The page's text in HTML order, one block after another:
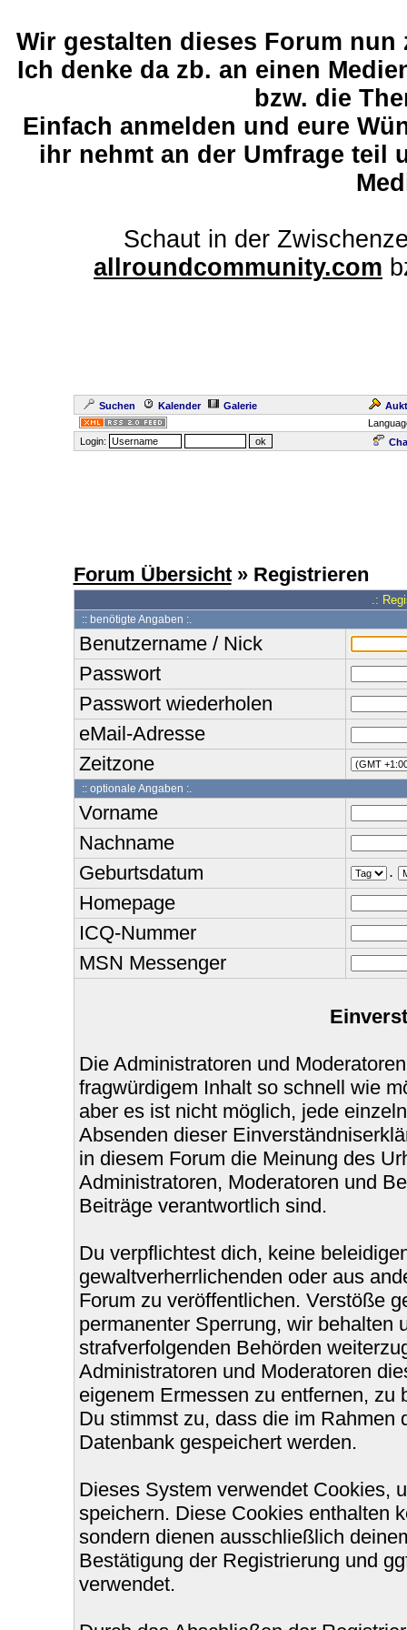
Wir gestalten dieses Forum
Ich denke da zb. an einen
bzw. die
Einfach anmelden und eure
ihr nehmt an der Umfrage teil
Schaut in der
allroundcommunity.com
Suchen Kalender Galerie
Login:
Forum Übersicht» Registrieren
.:
:: benötigte Angaben :.
Benutzername / Nick
Passwort
Passwort wiederholen
eMail-Adresse
Zeitzone
:: optionale Angaben :.
Vorname
Nachname
Geburtsdatum
.
Homepage
ICQ-Nummer
MSN Messenger
Die Administratoren und
fragwürdigem Inhalt so schnell wie
aber es ist nicht möglich, jede
Absenden dieser
in diesem Forum die Meinung des
Administratoren, Moderatoren und
Beiträge verantwortlich sind.
Du verpflichtest dich, keine
gewaltverherrlichenden oder aus
Forum zu veröffentlichen. Verstöße
permanenter Sperrung, wir behalten
strafverfolgenden Behörden
Administratoren und Moderatoren
eigenem Ermessen zu entfernen, zu
Du stimmst zu, dass die im Rahmen
Datenbank gespeichert werden.
Dieses System verwendet Cookies,
speichern. Diese Cookies enthalten
sondern dienen ausschließlich
Bestätigung der Registrierung und
verwendet.